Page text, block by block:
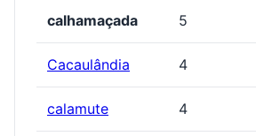
calhamaçada 5
Cacaulândia 4
calamute 4